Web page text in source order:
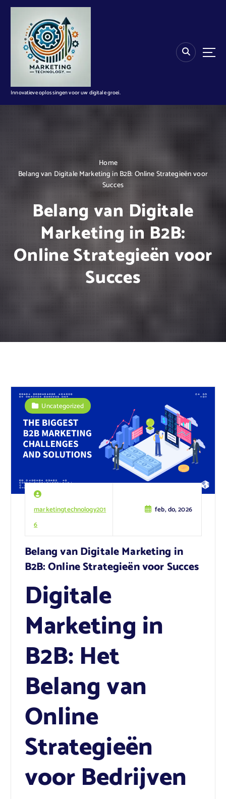
n
Innovatieve oplossingen voor uw digitale groei.
Home
Belang van Digitale Marketing in B2B: Online Strategieën voor
Succes
Belang van Digitale
Marketing in B2B:
Online Strategieën voor
Succes
marketingtechnology201
6
feb, do, 2026
Uncategorized
Belang van Digitale Marketing in
B2B: Online Strategieën voor Succes
Digitale
Marketing in
B2B: Het
Belang van
Online
Strategieën
voor Bedrijven